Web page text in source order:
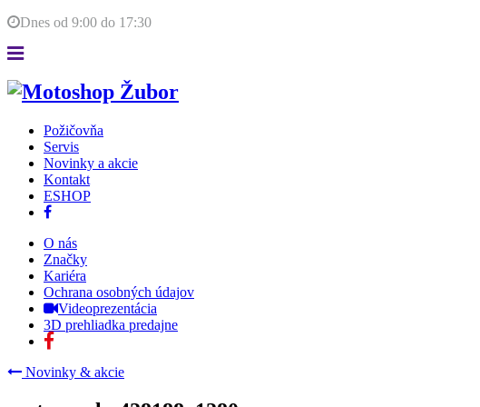
Dnes od 9:00 do 17:30
Požičovňa
Servis
Novinky a akcie
Kontakt
ESHOP
O nás
Značky
Kariéra
Ochrana osobných údajov
Videoprezentácia
3D prehliadka predajne
Novinky & akcie